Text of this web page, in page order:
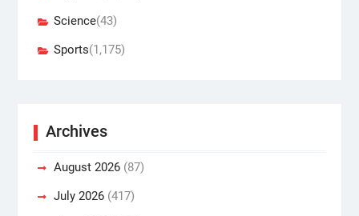
Science(43)
Sports(1,175)
Archives
August 2026(87)
July 2026(417)